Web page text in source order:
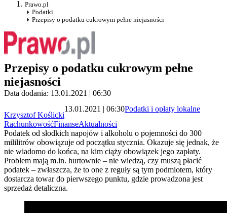
Prawo.pl
Podatki
Przepisy o podatku cukrowym pełne niejasności
Przepisy o podatku cukrowym pełne
niejasności
Data dodania: 13.01.2021 | 06:30
Krzysztof Koślicki
13.01.2021 | 06:30Podatki i opłaty lokalne
RachunkowośćFinanseAktualności
Podatek od słodkich napojów i alkoholu o pojemności do 300
mililitrów obowiązuje od początku stycznia. Okazuje się jednak, że
nie wiadomo do końca, na kim ciąży obowiązek jego zapłaty.
Problem mają m.in. hurtownie – nie wiedzą, czy muszą płacić
podatek – zwłaszcza, że to one z reguły są tym podmiotem, który
dostarcza towar do pierwszego punktu, gdzie prowadzona jest
sprzedaż detaliczna.